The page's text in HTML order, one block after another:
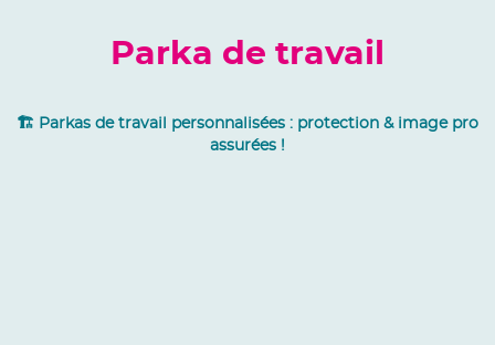
Parka de travail
🏗️ Parkas de travail personnalisées : protection & image pro
assurées !